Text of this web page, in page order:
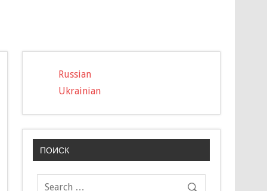
Russian
Ukrainian
ПОИСК